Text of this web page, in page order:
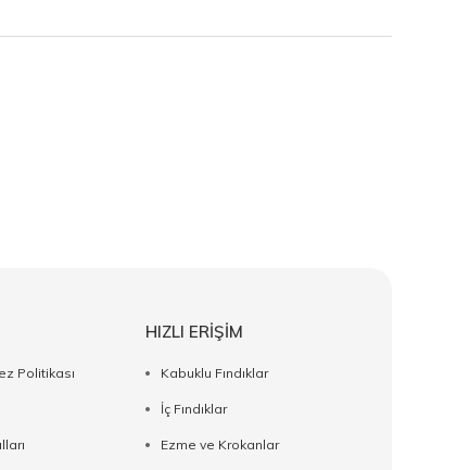
Politikası
HIZLI ERİŞİM
Kabuklu Fındıklar
İç Fındıklar
Ezme ve Krokanlar